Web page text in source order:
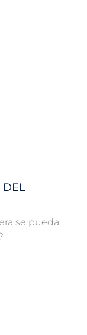
DEL
se pueda